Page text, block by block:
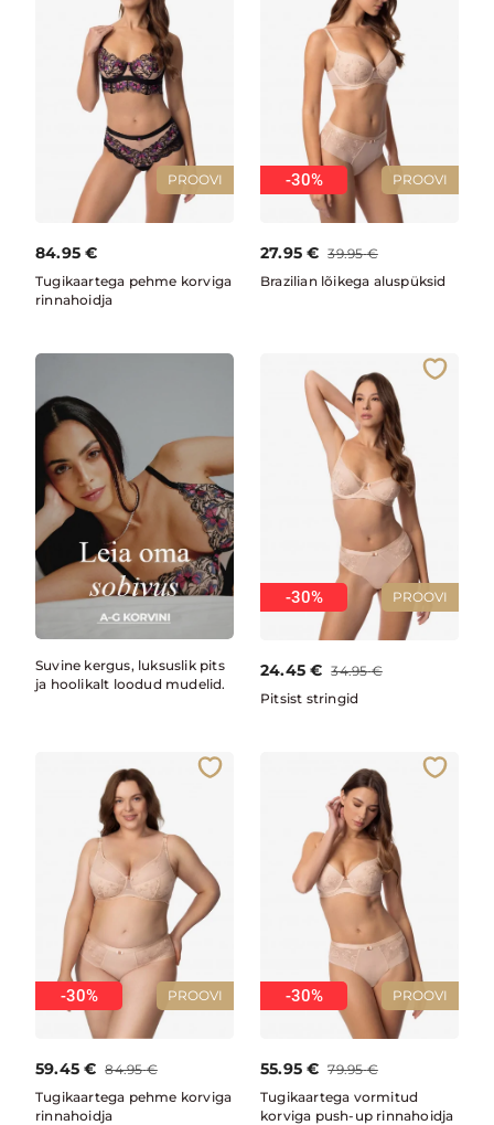
PROOVI
84.95 €
Tugikaartega pehme korviga
rinnahoidja
PROOVI
-30%
27.95 € 39.95 €
Brazilian lõikega aluspüksid
Suvine kergus, luksuslik pits
ja hoolikalt loodud mudelid.
PROOVI
-30%
24.45 € 34.95 €
Pitsist stringid
PROOVI
-30%
59.45 € 84.95 €
Tugikaartega pehme korviga
rinnahoidja
PROOVI
-30%
55.95 € 79.95 €
Tugikaartega vormitud
korviga push-up rinnahoidja